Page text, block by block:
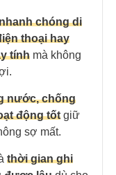
chóng di
thoại hay
tính mà không
nước, chống
động tốt giữ
sợ mất.
thời gian ghi